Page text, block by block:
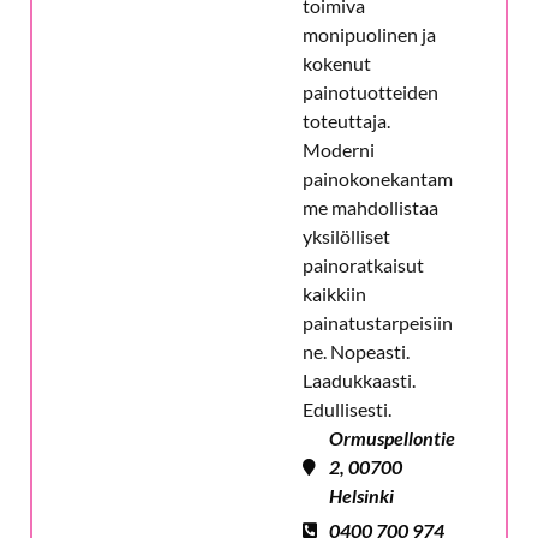
toimiva
monipuolinen ja
kokenut
painotuotteiden
toteuttaja.
Moderni
painokonekantam
me mahdollistaa
yksilölliset
painoratkaisut
kaikkiin
painatustarpeisiin
ne. Nopeasti.
Laadukkaasti.
Edullisesti.
Ormuspellontie
2, 00700
Helsinki
0400 700 974